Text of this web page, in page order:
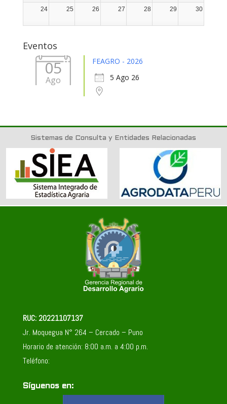
24 25 26 27 28 29 30
Eventos
05
Ago
FEAGRO - 2026
5 Ago 26
Sistemas de Consulta y Entidades Relacionadas
RUC: 20221107137
Jr. Moquegua N° 264 – Cercado – Puno
Horario de atención: 8:00 a.m. a 4:00 p.m.
Teléfono:
Síguenos en: